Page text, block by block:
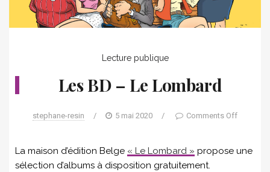
Lecture publique
Les BD – Le Lombard
stephane-resin / 5 mai 2020 / Comments Off
La maison d’édition Belge « Le Lombard » propose une
sélection d’albums à disposition gratuitement.